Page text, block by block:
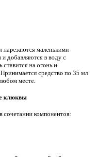
маленькими
добавляются в воду с
на огонь и
средство по 35 мл
месте.
клюквы
сочетании компонентов: